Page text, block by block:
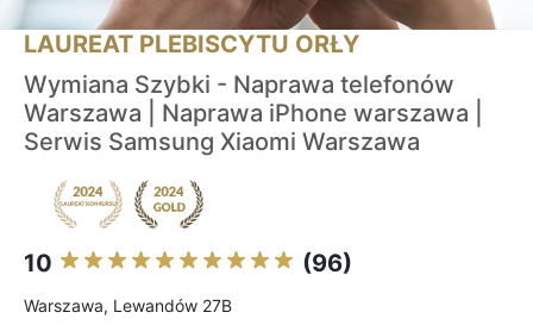
LAUREAT PLEBISCYTU ORŁY
Wymiana Szybki - Naprawa telefonów
Warszawa | Naprawa iPhone warszawa |
Serwis Samsung Xiaomi Warszawa
10 (96)
Warszawa, Lewandów 27B